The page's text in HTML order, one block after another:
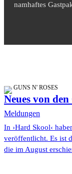
namhaftes
GUNS N' ROSES
Neues von
Meldungen
In ›Hard Skool‹
veröffentlicht. Es ist
die im August